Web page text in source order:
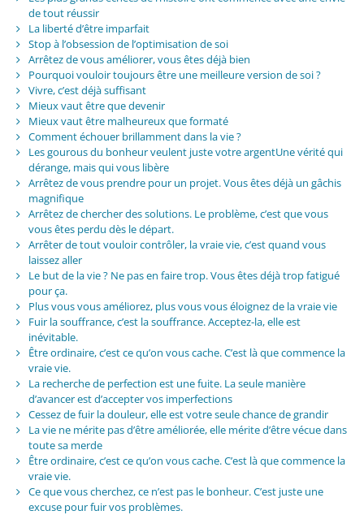
de tout réussir
La liberté d’être imparfait
Stop à l’obsession de l’optimisation de soi
Arrêtez de vous améliorer, vous êtes déjà bien
Pourquoi vouloir toujours être une meilleure version de soi ?
Vivre, c’est déjà suffisant
Mieux vaut être que devenir
Mieux vaut être malheureux que formaté
Comment échouer brillamment dans la vie ?
Les gourous du bonheur veulent juste votre argentUne vérité qui
dérange, mais qui vous libère
Arrêtez de vous prendre pour un projet. Vous êtes déjà un gâchis
magnifique
Arrêtez de chercher des solutions. Le problème, c’est que vous
vous êtes perdu dès le départ.
Arrêter de tout vouloir contrôler, la vraie vie, c’est quand vous
laissez aller
Le but de la vie ? Ne pas en faire trop. Vous êtes déjà trop fatigué
pour ça.
Plus vous vous améliorez, plus vous vous éloignez de la vraie vie
Fuir la souffrance, c’est la souffrance. Acceptez-la, elle est
inévitable.
Être ordinaire, c’est ce qu’on vous cache. C’est là que commence la
vraie vie.
La recherche de perfection est une fuite. La seule manière
d’avancer est d’accepter vos imperfections
Cessez de fuir la douleur, elle est votre seule chance de grandir
La vie ne mérite pas d’être améliorée, elle mérite d’être vécue dans
toute sa merde
Être ordinaire, c’est ce qu’on vous cache. C’est là que commence la
vraie vie.
Ce que vous cherchez, ce n’est pas le bonheur. C’est juste une
excuse pour fuir vos problèmes.